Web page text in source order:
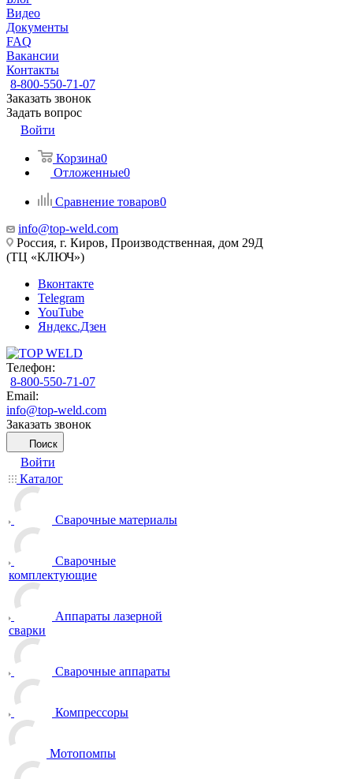
Видео
Документы
FAQ
Вакансии
Контакты
8-800-550-71-07
Заказать звонок
Задать вопрос
Войти
Корзина0
Отложенные0
Сравнение товаров0
info@top-weld.com
Россия, г. Киров, Производственная, дом 29Д
(ТЦ «КЛЮЧ»)
Вконтакте
Telegram
YouTube
Яндекс.Дзен
Телефон:
8-800-550-71-07
Email:
info@top-weld.com
Заказать звонок
Поиск
Войти
Каталог
Сварочные материалы
Сварочные
комплектующие
Аппараты лазерной
сварки
Сварочные аппараты
Компрессоры
Мотопомпы